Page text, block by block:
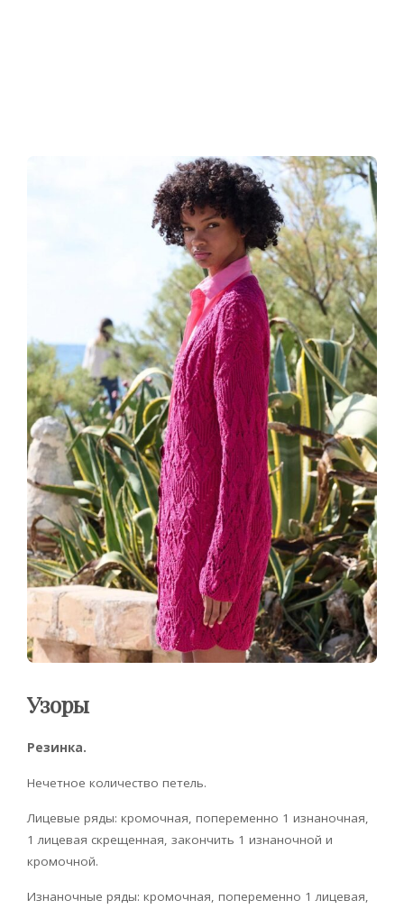
Узоры
Резинка.
Нечетное количество петель.
Лицевые ряды: кромочная, попеременно 1 изнаночная,
1 лицевая скрещенная, закончить 1 изнаночной и
кромочной.
Изнаночные ряды: кромочная, попеременно 1 лицевая,